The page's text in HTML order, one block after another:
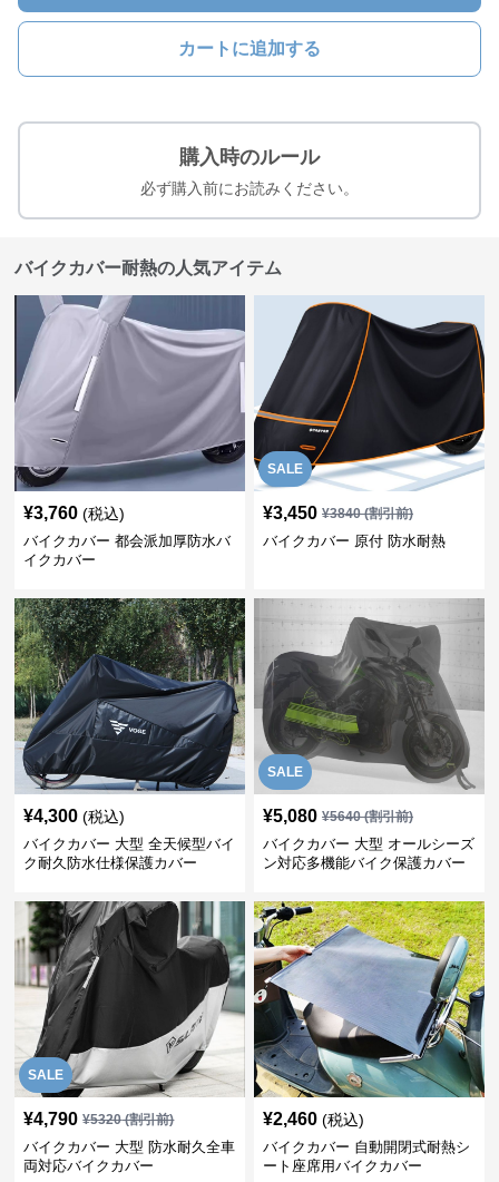
カートに追加する
購入時のルール
必ず購入前にお読みください。
バイクカバー耐熱の人気アイテム
¥3,760 (税込)
バイクカバー 都会派加厚防水バ
イクカバー
SALE
¥3,450 ¥3840(割引前)
バイクカバー 原付 防水耐熱
¥4,300 (税込)
バイクカバー 大型 全天候型バイ
ク耐久防水仕様保護カバー
SALE
¥5,080 ¥5640(割引前)
バイクカバー 大型 オールシーズ
ン対応多機能バイク保護カバー
SALE
¥4,790 ¥5320(割引前)
バイクカバー 大型 防水耐久全車
両対応バイクカバー
¥2,460 (税込)
バイクカバー 自動開閉式耐熱シ
ート座席用バイクカバー